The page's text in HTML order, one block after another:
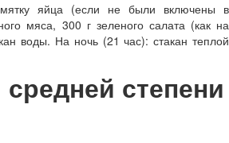
яйца (если не были включены в
мяса, 300 г зеленого салата (как на
воды. На ночь (21 час): стакан теплой
степени